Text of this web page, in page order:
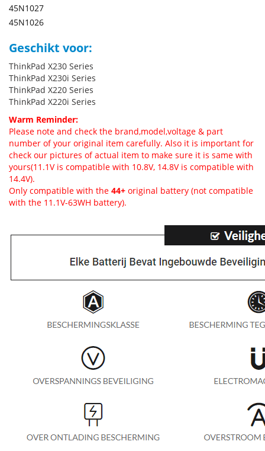
45N1027
45N1026
Geschikt voor:
ThinkPad X230 Series
ThinkPad X230i Series
ThinkPad X220 Series
ThinkPad X220i Series
Warm Reminder:
Please note and check the brand,model,voltage & part
number of your original item carefully. Also it is important for
check our pictures of actual item to make sure it is same with
yours(11.1V is compatible with 10.8V, 14.8V is compatible with
14.4V).
Only compatible with the 44+ original battery (not compatible
with the 11.1V-63WH battery).